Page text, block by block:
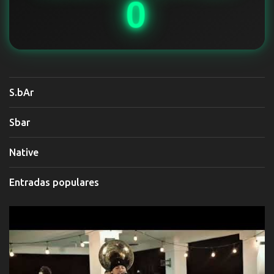
0
S.bAr
Sbar
Native
Entradas populares